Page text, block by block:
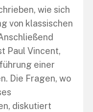
wie sich
von klassischen
Paul Vincent,
einer
Die Fragen, wo
diskutiert